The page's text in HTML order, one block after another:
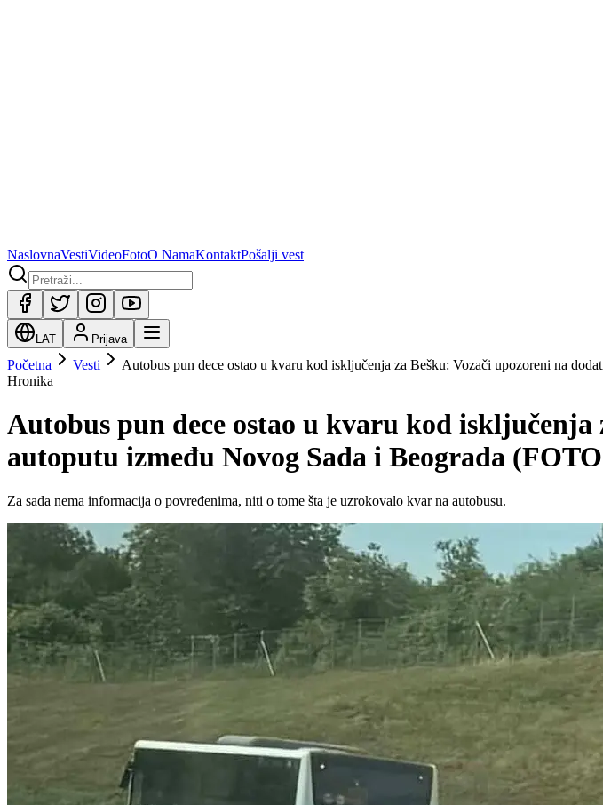
NaslovnaVestiVideoFotoO NamaKontaktPošalji vest
LAT Prijava
Početna Vesti
Autobus pun dece ostao u kvaru kod isključenja za Bešku: Vozači upozoreni na
Hronika
Autobus pun dece ostao u kvaru kod
autoputu između Novog Sada i Beograda
Za sada nema informacija o povređenima, niti o tome šta je uzrokovalo kvar na autobusu.